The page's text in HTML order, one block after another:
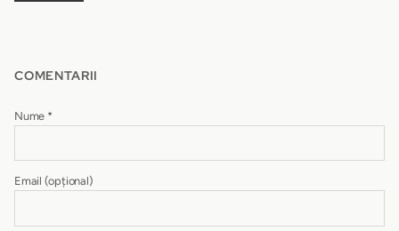
COMENTARII
Nume *
Email (opțional)